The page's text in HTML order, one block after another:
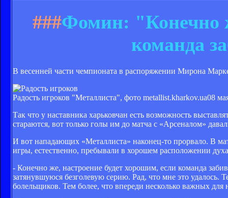
###Фомин: "Конечно
команда
В весенней части чемпионата в распоряжении Мирона
Радость игроков "Металлиста", фото metallist.kharkov.ua08
Так что у наставника харьковчан есть возможность
стараются, вот только голы им до матча с «Арсеналом»
И вот нападающих «Металлиста» наконец-то прорвало. В
игры, естественно, пребывали в хорошем расположении
- Конечно же, настроение будет хорошим, если команда
затянувшуюся безголевую серию. Рад, что мне это удалось.
болельщиков. Тем более, что впереди несколько важных для